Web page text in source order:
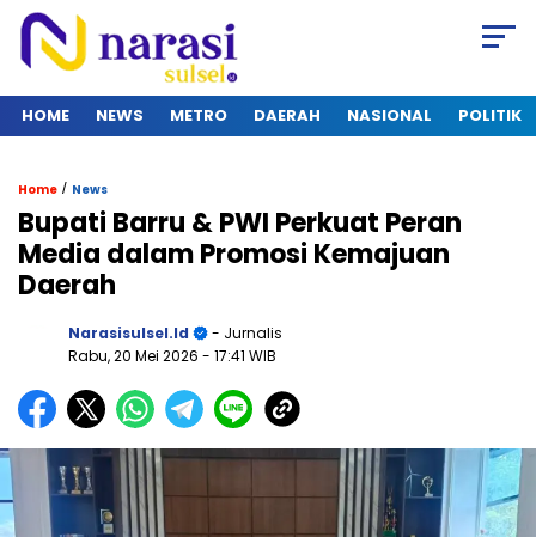
HOME NEWS METRO DAERAH NASIONAL POLITIK
Home / News
Bupati Barru & PWI Perkuat Peran
Media dalam Promosi Kemajuan
Daerah
Narasisulsel.id
- Jurnalis
Rabu, 20 Mei 2026 - 17:41 WIB